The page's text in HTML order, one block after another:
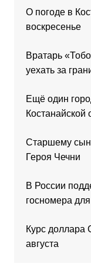
О погоде в
воскресенье
Вратарь
уехать за
Ещё один
Костанайской
Старшему
Героя Чечни
В России
госномера
Курс доллара
августа